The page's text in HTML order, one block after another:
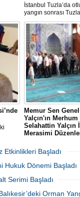
Edip
İstanbul Tuzla’da
yangın sonrası
Av. Eren Ali Bingöl
incelemelerde
Memur Sen
Yalçın'ın Merhum
Selahattin Yalçın
Merasimi
rahmet-i Rahman'a
babası Selahattin
Sen İstanbul
günü Sultanbeyli
Etkinlikleri Başladı
Hukuk Dönemi Başladı
Serimi Başladı
Orman